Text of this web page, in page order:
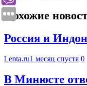
Похожие
Россия и
Lenta.ru1 месяц спустя 0
В Минюсте